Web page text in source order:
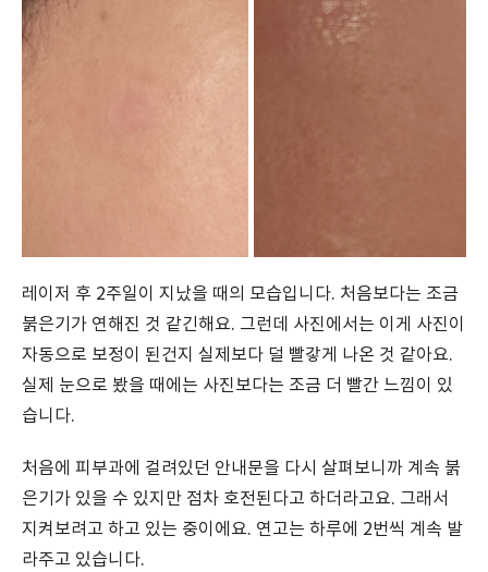
레이저 후 2주일이 지났을 때의 모습입니다. 처음보다는 조금
붉은기가 연해진 것 같긴해요. 그런데 사진에서는 이게 사진이
자동으로 보정이 된건지 실제보다 덜 빨갛게 나온 것 같아요.
실제 눈으로 봤을 때에는 사진보다는 조금 더 빨간 느낌이 있
습니다.
처음에 피부과에 걸려있던 안내문을 다시 살펴보니까 계속 붉
은기가 있을 수 있지만 점차 호전된다고 하더라고요. 그래서
지켜보려고 하고 있는 중이에요. 연고는 하루에 2번씩 계속 발
라주고 있습니다.